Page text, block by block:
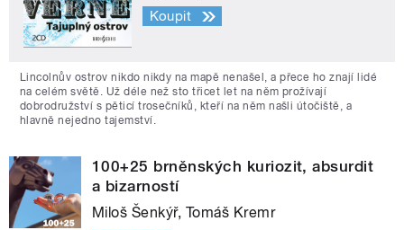
Koupit
Lincolnův ostrov nikdo nikdy na mapě nenašel, a přece ho znají lidé
na celém světě. Už déle než sto třicet let na něm prožívají
dobrodružství s pěticí trosečníků, kteří na něm našli útočiště, a
hlavně nejedno tajemství.
100+25 brněnských kuriozit, absurdit
a bizarností
Miloš Šenkýř, Tomáš Kremr